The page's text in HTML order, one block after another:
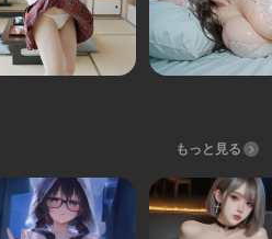
もっと見る